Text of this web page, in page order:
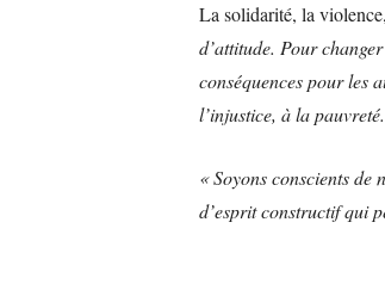
La solidarité, la
d’attitude. Pour
conséquences pour les
l’injustice, à la
« Soyons conscients
d’esprit constructif qui